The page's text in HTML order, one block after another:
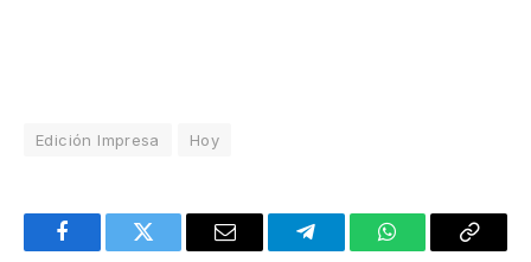
Edición Impresa Hoy
FacebookTwitter Email TelegramWhatsAppCopy